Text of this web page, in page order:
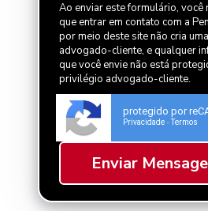
Ao enviar este formulário, você
que entrar em contato com a
por meio deste site não cria
advogado-cliente, e qualquer
que você envie não está
privilégio advogado-cliente.
protegido por
Privacidade - Termos